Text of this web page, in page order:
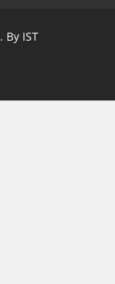
. By IST